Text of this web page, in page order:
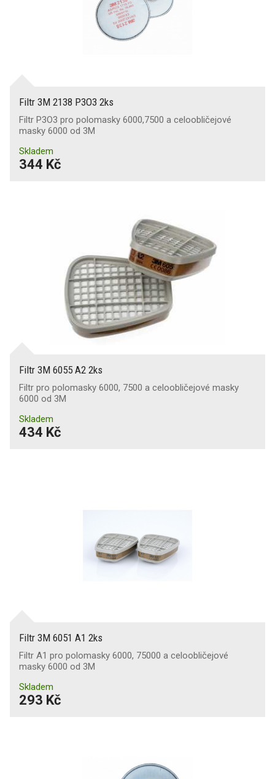
Filtr 3M 2138 P3O3 2ks
Filtr P3O3 pro polomasky 6000,7500 a celoobličejové
masky 6000 od 3M
Skladem
344 Kč
Filtr 3M 6055 A2 2ks
Filtr pro polomasky 6000, 7500 a celoobličejové masky
6000 od 3M
Skladem
434 Kč
Filtr 3M 6051 A1 2ks
Filtr A1 pro polomasky 6000, 75000 a celoobličejové
masky 6000 od 3M
Skladem
293 Kč